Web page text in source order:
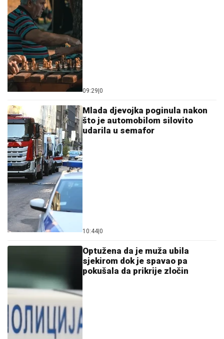
09:29 0
Mlada djevojka poginula nakon
što je automobilom silovito
udarila u semafor
10:44 0
Optužena da je muža ubila
sjekirom dok je spavao pa
pokušala da prikrije zločin